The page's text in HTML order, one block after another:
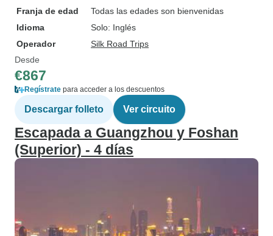
Franja de edad
Todas las edades son bienvenidas
Idioma
Solo: Inglés
Operador
Silk Road Trips
Desde
€867
Regístrate para acceder a los descuentos
Descargar folleto Ver circuito
Escapada a Guangzhou y Foshan
(Superior) - 4 días